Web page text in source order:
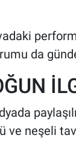
da
neşeli